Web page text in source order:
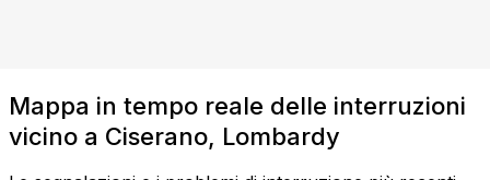
Mappa in tempo reale delle interruzioni
vicino a Ciserano, Lombardy